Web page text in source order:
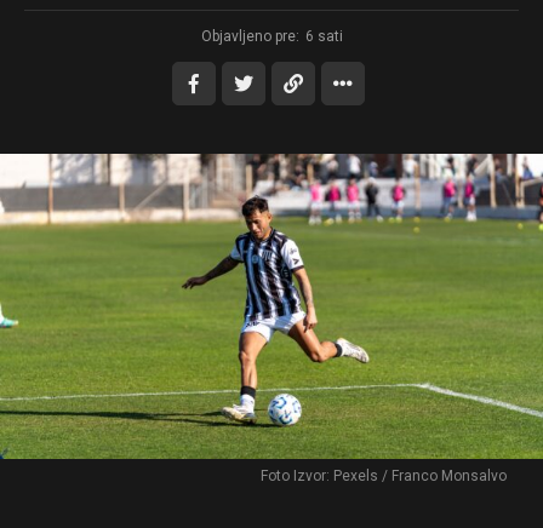
Objavljeno pre: 6 sati
Foto Izvor: Pexels / Franco Monsalvo